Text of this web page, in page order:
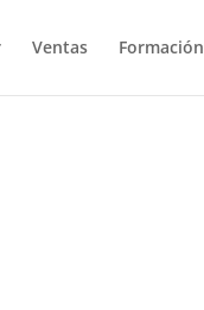
Ventas Formación